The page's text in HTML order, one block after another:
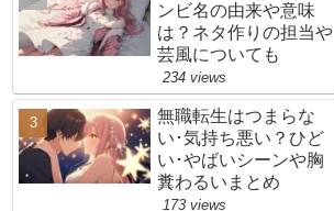
ンビ名の由来や意味
は？ネタ作りの担当や
芸風についても
234 views
無職転生はつまらな
い･気持ち悪い？ひど
い･やばいシーンや胸
糞わるいまとめ
173 views